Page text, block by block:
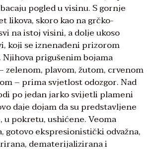
pogled u visinu. S gornje
likova, skoro kao na grčko-
na istoj visini, a dolje ukoso
koji se iznenađeni prizorom
prigušenim bojama
zelenom, plavom, žutom, crvenom
– prima svjetlost odozgor. Nad
po jedan jarko svijetli plameni
daje dojam da su predstavljene
u pokretu, ushićene. Veoma
gotovo ekspresionistički odvažna,
dematerijalizirana i